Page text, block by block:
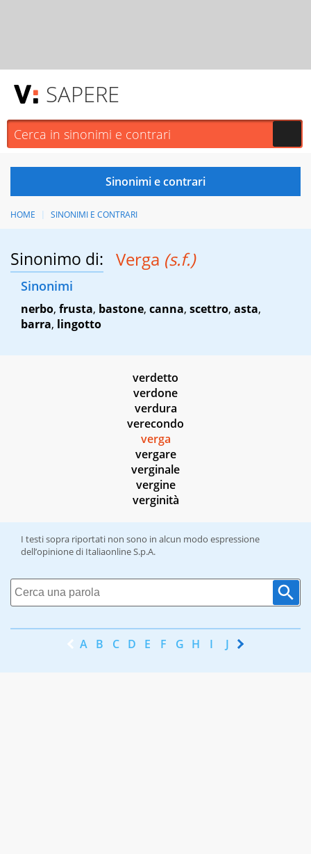
SAPERE
HOME SINONIMI E CONTRARI
Sinonimo di: Verga (s.f.)
Sinonimi
nerbo, frusta, bastone, canna, scettro, asta,
barra, lingotto
verdetto
verdone
verdura
verecondo
verga
vergare
verginale
vergine
verginità
I testi sopra riportati non sono in alcun modo espressione
dell’opinione di Italiaonline S.p.A.
A B C D E F G H I J K